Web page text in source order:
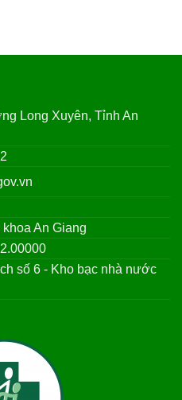
Long Xuyên, Tỉnh An
An Giang
số 6 - Kho bạc nhà nước